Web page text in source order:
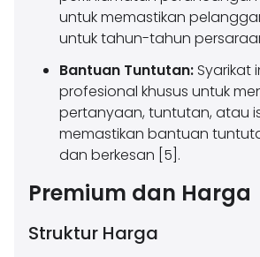
untuk memastikan
untuk tahun-tahun
Bantuan Tuntutan: Syarikat
profesional khusus untuk
pertanyaan, tuntutan, atau
memastikan bantuan
dan berkesan [5].
Premium dan Harga
Struktur Harga